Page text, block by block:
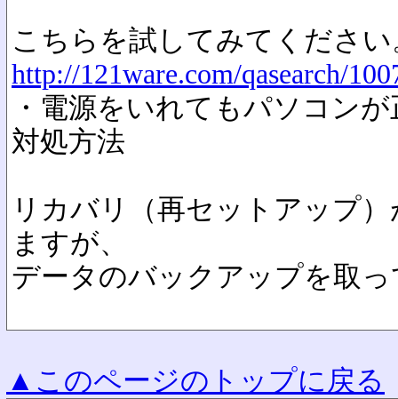
こちらを試してみてください
http://121ware.com/qasearch/
・電源をいれてもパソコン
対処方法
リカバリ（再セットアップ
ますが、
データのバックアップを取
▲このページのトップに戻る